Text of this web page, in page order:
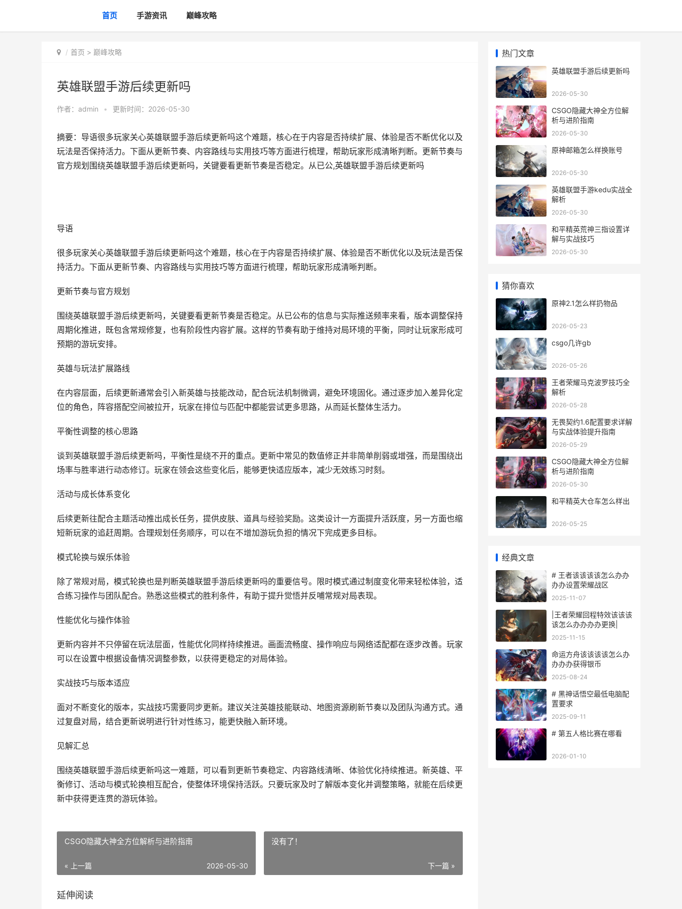
首页 手游资讯 巅峰攻略
首页 > 巅峰攻略
英雄联盟手游后续更新吗
作者： admin • 更新时间：2026-05-30
摘要：导语很多玩家关心英雄联盟手游后续更新吗这个难题，核心在于内容是否持续扩展、体验是否不断优化以及
玩法是否保持活力。下面从更新节奏、内容路线与实用技巧等方面进行梳理，帮助玩家形成清晰判断。更新节奏与
官方规划围绕英雄联盟手游后续更新吗，关键要看更新节奏是否稳定。从已公,英雄联盟手游后续更新吗
导语
很多玩家关心英雄联盟手游后续更新吗这个难题，核心在于内容是否持续扩展、体验是否不断优化以及玩法是否保
持活力。下面从更新节奏、内容路线与实用技巧等方面进行梳理，帮助玩家形成清晰判断。
更新节奏与官方规划
围绕英雄联盟手游后续更新吗，关键要看更新节奏是否稳定。从已公布的信息与实际推送频率来看，版本调整保持
周期化推进，既包含常规修复，也有阶段性内容扩展。这样的节奏有助于维持对局环境的平衡，同时让玩家形成可
预期的游玩安排。
英雄与玩法扩展路线
在内容层面，后续更新通常会引入新英雄与技能改动，配合玩法机制微调，避免环境固化。通过逐步加入差异化定
位的角色，阵容搭配空间被拉开，玩家在排位与匹配中都能尝试更多思路，从而延长整体生活力。
平衡性调整的核心思路
谈到英雄联盟手游后续更新吗，平衡性是绕不开的重点。更新中常见的数值修正并非简单削弱或增强，而是围绕出
场率与胜率进行动态修订。玩家在领会这些变化后，能够更快适应版本，减少无效练习时刻。
活动与成长体系变化
后续更新往配合主题活动推出成长任务，提供皮肤、道具与经验奖励。这类设计一方面提升活跃度，另一方面也缩
短新玩家的追赶周期。合理规划任务顺序，可以在不增加游玩负担的情况下完成更多目标。
模式轮换与娱乐体验
除了常规对局，模式轮换也是判断英雄联盟手游后续更新吗的重要信号。限时模式通过制度变化带来轻松体验，适
合练习操作与团队配合。熟悉这些模式的胜利条件，有助于提升觉悟并反哺常规对局表现。
性能优化与操作体验
更新内容并不只停留在玩法层面，性能优化同样持续推进。画面流畅度、操作响应与网络适配都在逐步改善。玩家
可以在设置中根据设备情况调整参数，以获得更稳定的对局体验。
实战技巧与版本适应
面对不断变化的版本，实战技巧需要同步更新。建议关注英雄技能联动、地图资源刷新节奏以及团队沟通方式。通
过复盘对局，结合更新说明进行针对性练习，能更快融入新环境。
见解汇总
围绕英雄联盟手游后续更新吗这一难题，可以看到更新节奏稳定、内容路线清晰、体验优化持续推进。新英雄、平
衡修订、活动与模式轮换相互配合，使整体环境保持活跃。只要玩家及时了解版本变化并调整策略，就能在后续更
新中获得更连贯的游玩体验。
CSGO隐藏大神全方位解析与进阶指南
« 上一篇 2026-05-30
没有了！
下一篇 »
延伸阅读
热门文章
英雄联盟手游后续更新吗
2026-05-30
CSGO隐藏大神全方位解
析与进阶指南
2026-05-30
原神邮箱怎么样换账号
2026-05-30
英雄联盟手游kedu实战全
解析
2026-05-30
和平精英荒神三指设置详
解与实战技巧
2026-05-30
猜你喜欢
原神2.1怎么样扔物品
2026-05-23
csgo几许gb
2026-05-26
王者荣耀马克波罗技巧全
解析
2026-05-28
无畏契约1.6配置要求详解
与实战体验提升指南
2026-05-29
CSGO隐藏大神全方位解
析与进阶指南
2026-05-30
和平精英大仓车怎么样出
2026-05-25
经典文章
# 王者该该该该怎么办办
办办设置荣耀战区
2025-11-07
|王者荣耀回程特效该该该
该怎么办办办办更换|
2025-11-15
命运方舟该该该该怎么办
办办办获得银币
2025-08-24
# 黑神话悟空最低电脑配
置要求
2025-09-11
# 第五人格比赛在哪看
2026-01-10